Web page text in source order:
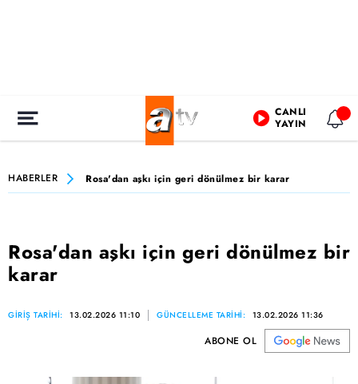
CANLI
YAYIN
HABERLER Rosa'dan aşkı için geri dönülmez bir karar
Rosa'dan aşkı için geri dönülmez bir
karar
GİRİŞ TARİHİ: 13.02.2026 11:10 GÜNCELLEME TARİHİ: 13.02.2026 11:36
ABONE OL